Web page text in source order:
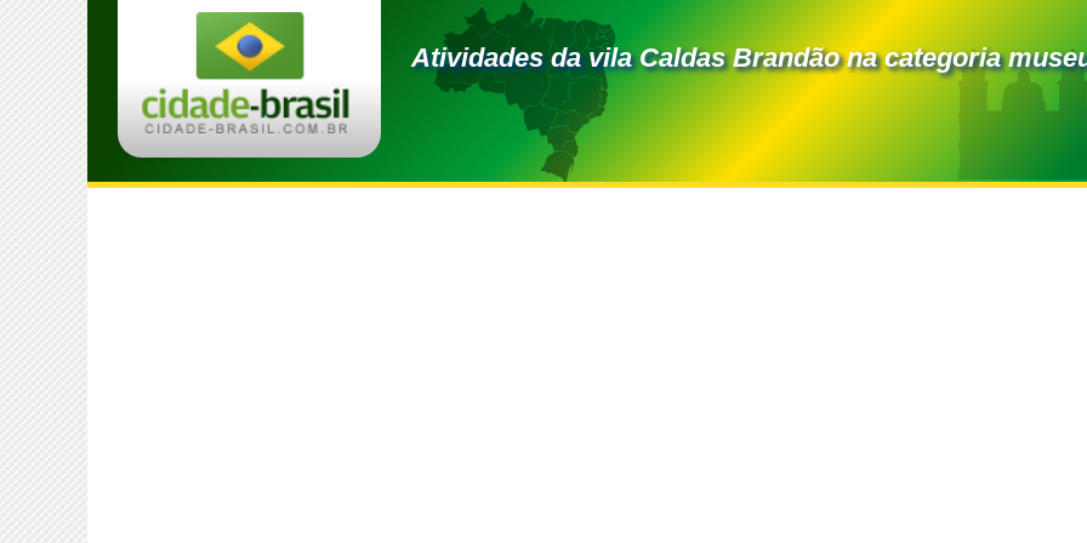
Atividades da vila Caldas Brandão na categoria